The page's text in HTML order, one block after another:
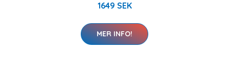
1649 SEK
MER INFO!